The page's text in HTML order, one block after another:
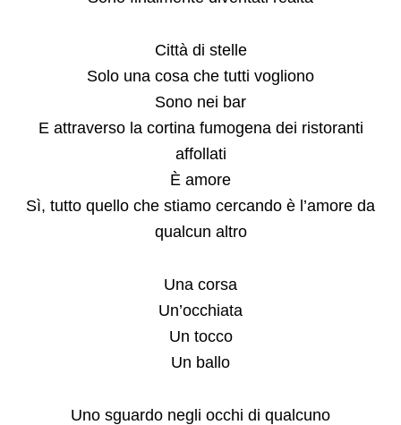
Città di stelle
Solo una cosa che tutti vogliono
Sono nei bar
E attraverso la cortina fumogena dei ristoranti
affollati
È amore
Sì, tutto quello che stiamo cercando è l’amore da
qualcun altro
Una corsa
Un’occhiata
Un tocco
Un ballo
Uno sguardo negli occhi di qualcuno